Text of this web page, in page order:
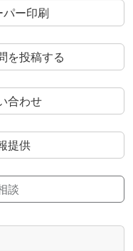
パー印刷
を投稿する
合わせ
提供
談